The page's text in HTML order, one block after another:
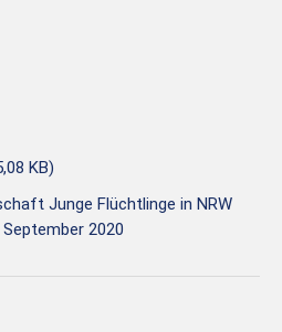
KB)
Junge Flüchtlinge in NRW
2020